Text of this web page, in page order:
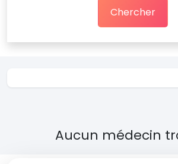
Chercher
Aucun médecin